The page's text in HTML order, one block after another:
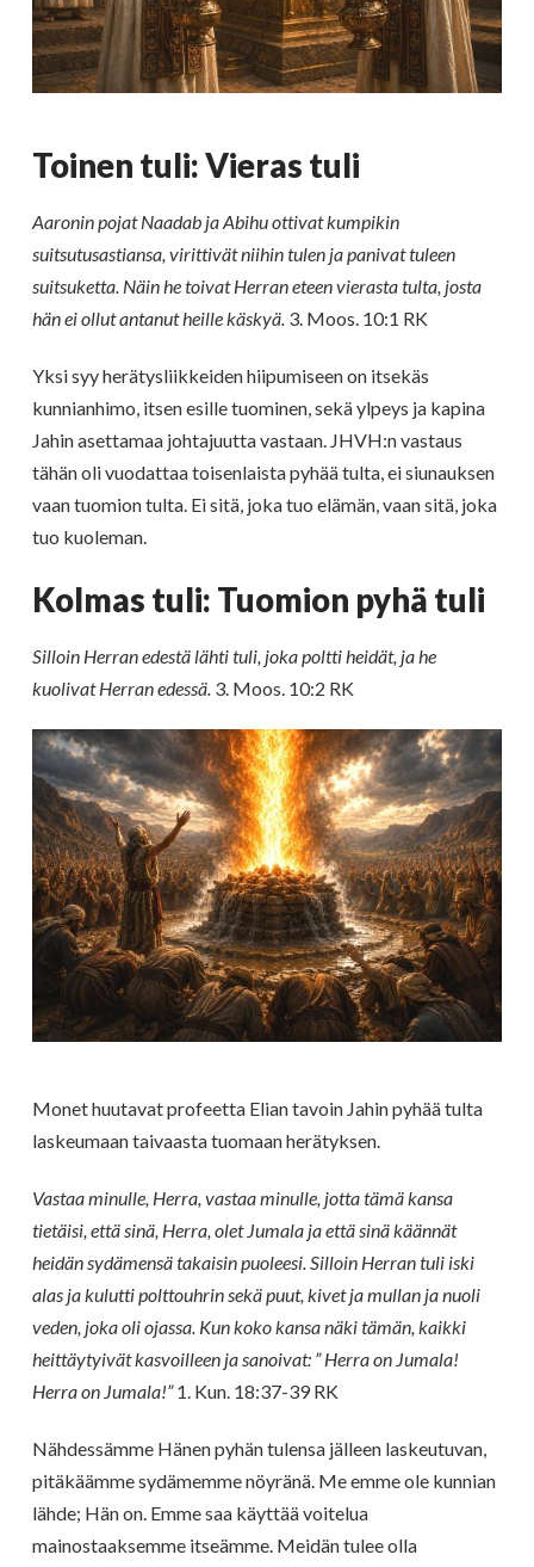
Toinen tuli: Vieras tuli
Aaronin pojat Naadab ja Abihu ottivat kumpikin
suitsutusastiansa, virittivät niihin tulen ja panivat tuleen
suitsuketta. Näin he toivat Herran eteen vierasta tulta, josta
hän ei ollut antanut heille käskyä. 3. Moos. 10:1 RK
Yksi syy herätysliikkeiden hiipumiseen on itsekäs
kunnianhimo, itsen esille tuominen, sekä ylpeys ja kapina
Jahin asettamaa johtajuutta vastaan. JHVH:n vastaus
tähän oli vuodattaa toisenlaista pyhää tulta, ei siunauksen
vaan tuomion tulta. Ei sitä, joka tuo elämän, vaan sitä, joka
tuo kuoleman.
Kolmas tuli: Tuomion pyhä tuli
Silloin Herran edestä lähti tuli, joka poltti heidät, ja he
kuolivat Herran edessä. 3. Moos. 10:2 RK
Monet huutavat profeetta Elian tavoin Jahin pyhää tulta
laskeumaan taivaasta tuomaan herätyksen.
Vastaa minulle, Herra, vastaa minulle, jotta tämä kansa
tietäisi, että sinä, Herra, olet Jumala ja että sinä käännät
heidän sydämensä takaisin puoleesi. Silloin Herran tuli iski
alas ja kulutti polttouhrin sekä puut, kivet ja mullan ja nuoli
veden, joka oli ojassa. Kun koko kansa näki tämän, kaikki
heittäytyivät kasvoilleen ja sanoivat: ” Herra on Jumala!
Herra on Jumala!”1. Kun. 18:37-39 RK
Nähdessämme Hänen pyhän tulensa jälleen laskeutuvan,
pitäkäämme sydämemme nöyränä. Me emme ole kunnian
lähde; Hän on. Emme saa käyttää voitelua
mainostaaksemme itseämme. Meidän tulee olla